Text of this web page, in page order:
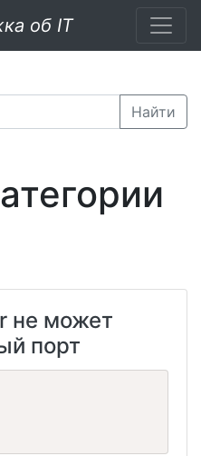
об IT
Найти
не может
порт